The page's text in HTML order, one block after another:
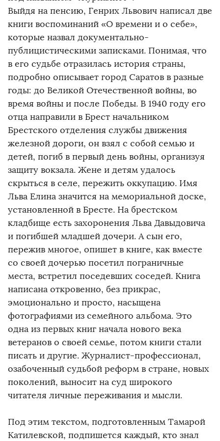
Выйдя на пенсию, Генрих Львович написал две
книги воспоминаний «О времени и о себе»,
которые назвал документально-
публицистическими записками. Понимая, что
в его судьбе отразилась история страны,
подробно описывает город Саратов в разные
годы: до Великой Отечественной войны, во
время войны и после Победы. В 1940 году его
отца направили в Брест начальником
Брестского отделения службы движения
железной дороги, он взял с собой семью и
детей, погиб в первый день войны, организуя
защиту вокзала. Жене и детям удалось
скрыться в селе, пережить оккупацию. Имя
Льва Елина значится на мемориальной доске,
установленной в Бресте. На брестском
кладбище есть захоронения Льва Давыдовича
и погибшей младшей дочери. А сын его,
пережив многое, опишет в книге, как вместе
со своей дочерью посетил пограничные
места, встретил поседевших соседей. Книга
написана откровенно, без прикрас,
эмоционально и просто, насыщена
фотографиями из семейного альбома. Это
одна из первых книг начала нового века
ветеранов о своей семье, потом книги стали
писать и другие. Журналист-профессионал,
озабоченный судьбой реформ в стране, новых
поколений, выносит на суд широкого
читателя личные переживания и мысли.
Под этим текстом, подготовленным Тамарой
Катилевской, подпишется каждый, кто знал